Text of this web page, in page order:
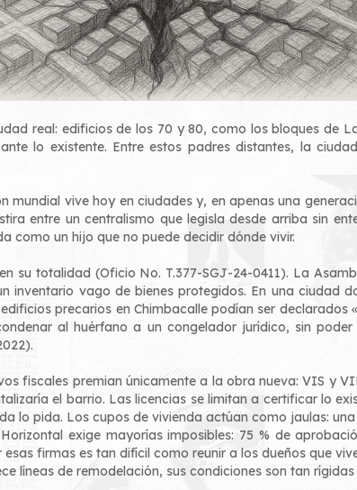
real: edificios de los 70 y 80, como los bloques de
lo existente. Entre estos padres distantes, la
mundial vive hoy en ciudades y, en apenas una
entre un centralismo que legisla desde arriba sin
como un hijo que no puede decidir dónde vivir.
su totalidad (Oficio No. T.377-SGJ-24-0411). La
vago de bienes protegidos. En una ciudad
precarios en Chimbacalle podían ser
al huérfano a un congelador jurídico, sin
fiscales premian únicamente a la obra nueva: VIS y
el barrio. Las licencias se limitan a certificar lo
lo pida. Los cupos de vivienda actúan como jaulas:
exige mayorías imposibles: 75 % de
firmas es tan difícil como reunir a los dueños que
líneas de remodelación, sus condiciones son tan